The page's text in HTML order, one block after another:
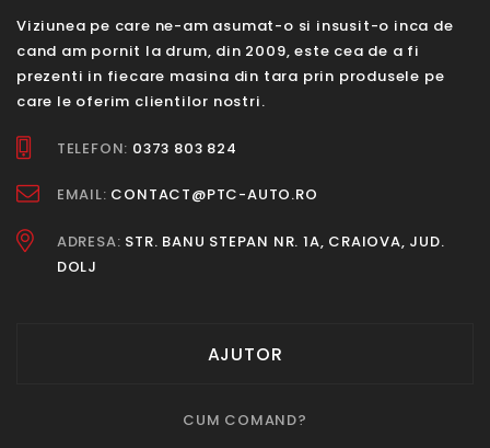
Viziunea pe care ne-am asumat-o si insusit-o inca de
cand am pornit la drum, din 2009, este cea de a fi
prezenti in fiecare masina din tara prin produsele pe
care le oferim clientilor nostri.
TELEFON: 0373 803 824
EMAIL: CONTACT@PTC-AUTO.RO
ADRESA: STR. BANU STEPAN NR. 1A, CRAIOVA, JUD.
DOLJ
AJUTOR
CUM COMAND?